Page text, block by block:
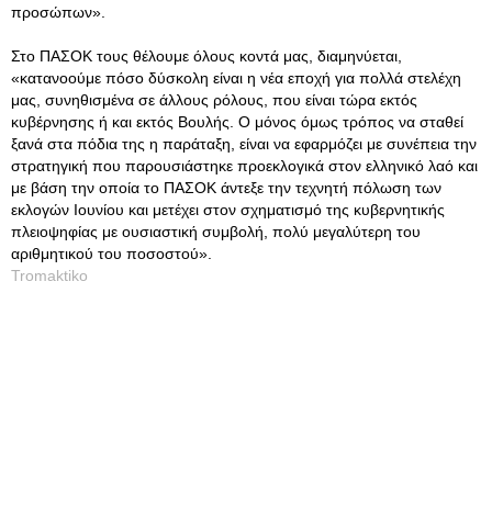
προσώπων».
Στο ΠΑΣΟΚ τους θέλουμε όλους κοντά μας, διαμηνύεται,
«κατανοούμε πόσο δύσκολη είναι η νέα εποχή για πολλά στελέχη
μας, συνηθισμένα σε άλλους ρόλους, που είναι τώρα εκτός
κυβέρνησης ή και εκτός Βουλής. Ο μόνος όμως τρόπος να σταθεί
ξανά στα πόδια της η παράταξη, είναι να εφαρμόζει με συνέπεια την
στρατηγική που παρουσιάστηκε προεκλογικά στον ελληνικό λαό και
με βάση την οποία το ΠΑΣΟΚ άντεξε την τεχνητή πόλωση των
εκλογών Ιουνίου και μετέχει στον σχηματισμό της κυβερνητικής
πλειοψηφίας με ουσιαστική συμβολή, πολύ μεγαλύτερη του
αριθμητικού του ποσοστού».
Tromaktiko